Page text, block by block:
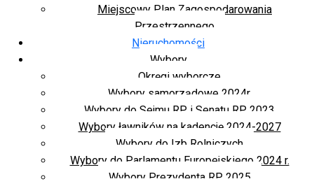
Miejscowy Plan Zagospodarowania
Przestrzennego
Nieruchomości
Wybory
Okręgi wyborcze
Wybory samorządowe 2024r.
Wybory do Sejmu RP i Senatu RP 2023
Wybory ławników na kadencję 2024-2027
Wybory do Izb Rolniczych
Wybory do Parlamentu Europejskiego 2024 r.
Wybory Prezydenta RP 2025